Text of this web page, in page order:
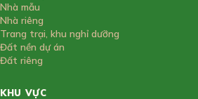
Nhà mẫu
Nhà riêng
Trang trại, khu nghỉ dưỡng
Đất nền dự án
Đất riêng
KHU VỰC